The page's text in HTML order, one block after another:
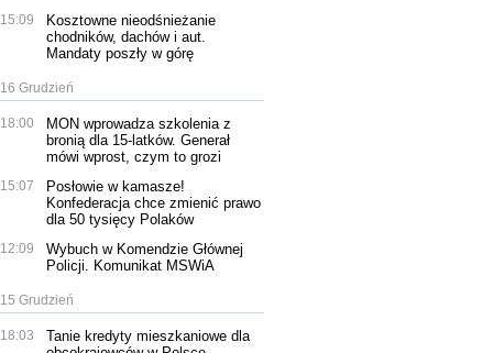
15:09
Kosztowne nieodśnieżanie
chodników, dachów i aut.
Mandaty poszły w górę
16 Grudzień
18:00
MON wprowadza szkolenia z
bronią dla 15-latków. Generał
mówi wprost, czym to grozi
15:07
Posłowie w kamasze!
Konfederacja chce zmienić prawo
dla 50 tysięcy Polaków
12:09
Wybuch w Komendzie Głównej
Policji. Komunikat MSWiA
15 Grudzień
18:03
Tanie kredyty mieszkaniowe dla